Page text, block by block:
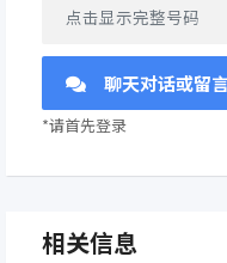
点击显示完整号码
聊天对话或留
*请首先登录
相关信息